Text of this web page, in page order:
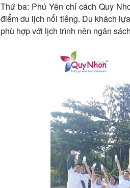
Thứ ba: Phú Yên chỉ cách Quy
điểm du lịch nổi tiếng. Du khách
phù hợp với lịch trình nên ngân